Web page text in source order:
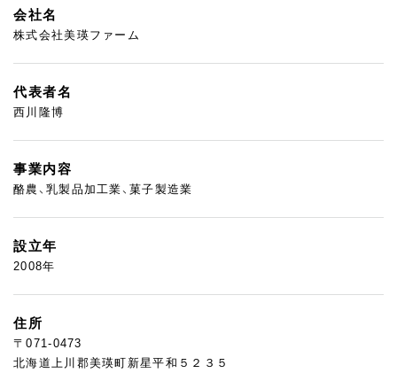
会社名
株式会社美瑛ファーム
代表者名
西川隆博
事業内容
酪農、乳製品加工業、菓子製造業
設立年
2008年
住所
〒071-0473
北海道上川郡美瑛町新星平和５２３５